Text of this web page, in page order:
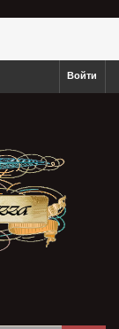
Войти